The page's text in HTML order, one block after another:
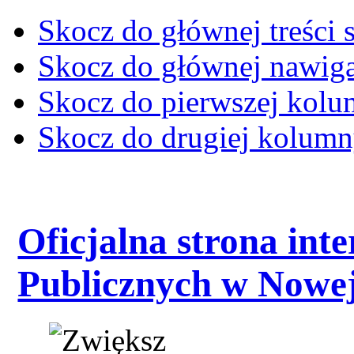
Skocz do głównej treści
Skocz do głównej
Skocz do pierwszej
Skocz do drugiej
Oficjalna strona
Publicznych w